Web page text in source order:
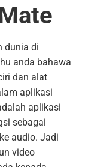
dunia di
anda bahawa
dan alat
aplikasi
aplikasi
sebagai
audio. Jadi
video